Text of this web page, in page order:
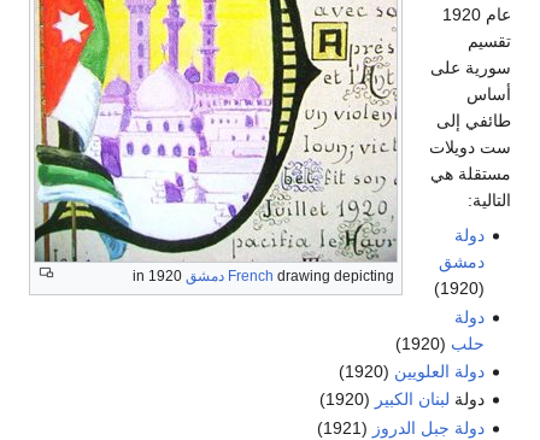
French drawing depicting دمشق
عام 1920
تقسيم
سورية على
أساس
طائفي إلى
ست دويلات
مستقلة هي
التالية:
دولة
دمشق
(1920)
دولة
حلب (1920)
دولة العلويين (1920)
دولة لبنان الكبير (1920)
دولة جبل الدروز (1921)